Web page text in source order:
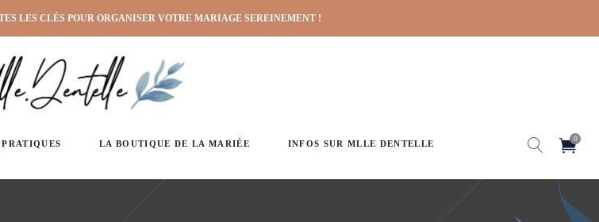
LES CLÉS POUR ORGANISER VOTRE MARIAGE SEREINEMENT !
LA BOUTIQUE DE LA MARIÉE INFOS SUR MLLE DENTELLE
0